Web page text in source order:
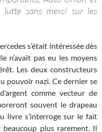
sans merci sur les
s’était intéressée dès
n’avait pas eu les moyens
Les deux constructeurs
pouvoir nazi. Ce dernier se
comme vecteur de
souvent le drapeau
livre s’interroge sur le fait
plus rarement. Il